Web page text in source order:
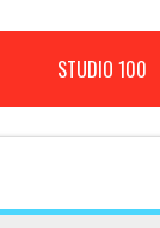
STUDIO 100